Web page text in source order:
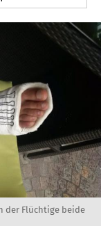
der Flüchtige beide